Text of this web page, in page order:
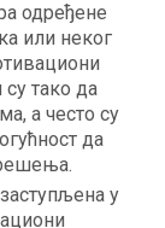
одређене
или неког
тако да
а често су
да
у